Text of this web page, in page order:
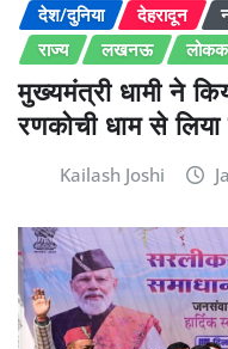
देश/दुनिया
देहरादून
राज्य
लखनऊ
मुख्यमंत्री धामी ने
रणकोची धाम से
Kailash Joshi